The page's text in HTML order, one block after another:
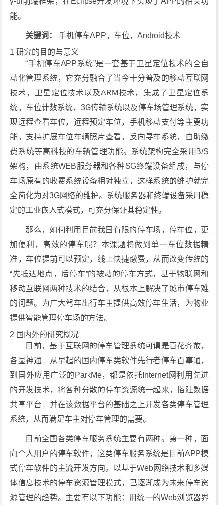
能。
关键词：手机停车APP，车位，Android技术
1 研究的目的与意义
“手机停车APP系统”是一套基于卫星定位技术的全自
动化管理系统，它充分融合了当今十分普及的移动互联网
技术，卫星定位技术以及ARM技术，集成了卫星定位系
统，车位计数系统，3G传输系统以及停车场管理系统，实
现远程查看车位，远程预定车位，手机移动支付等主要功
能，支持扩展车位车辆照片查看，反向寻车系统，自助缴
费系统等高科技的车辆管理功能。系统架构完全采用B/S
架构，由系统WEB服务器和各种SG终端设备组成，与停
车场原有的收费系统设备相对独立，这样系统的维护就完
全简化为对3G网络的维护。系统服务器和终端设备采用稳
定的工业嵌入式模式，可充分保证其稳定性。
那么，如何利用目前我国有限的停车场，停车位，更
加便利，高效的停车呢？本课题将做到单一车位数据精
准，车位提前可以预定，线上快捷缴费，从而改变传统的
“先抵达地点，后停车”的被动的停车方式，基于物联网和
移动互联网两种技术的结合，从根本上解决了城市停车难
的问题。为广大驾车出行车主提供高效停车生活，为物业
提供智能管理停车场的方法。
2 国内外的研究概况
目前，基于互联网的停车管理系统可谓是百花齐放，
各显神通，从早起的国内停车类软件先行者停车百事通，
到国外应用广泛的ParkMe，都是依托Internet网利用先进
的开发技术，将各种分散的停车资源统一起来，搭建数据
共享平台，并在该数据平台的基础之上开发各类停车管理
系统，从而满足车主对停车管理的需要。
目前全国各类停车服务系统主要有两种。第一种，面
向个人用户的停车软件，这类停车服务系统是目前APP模
式停车软件的主流开发方向。以基于Web网络技术和多媒
体信息技术的停车资源管理模式，已逐渐成为未来停车资
源管理的趋势。主要有以下功能：用统一的Web浏览器界